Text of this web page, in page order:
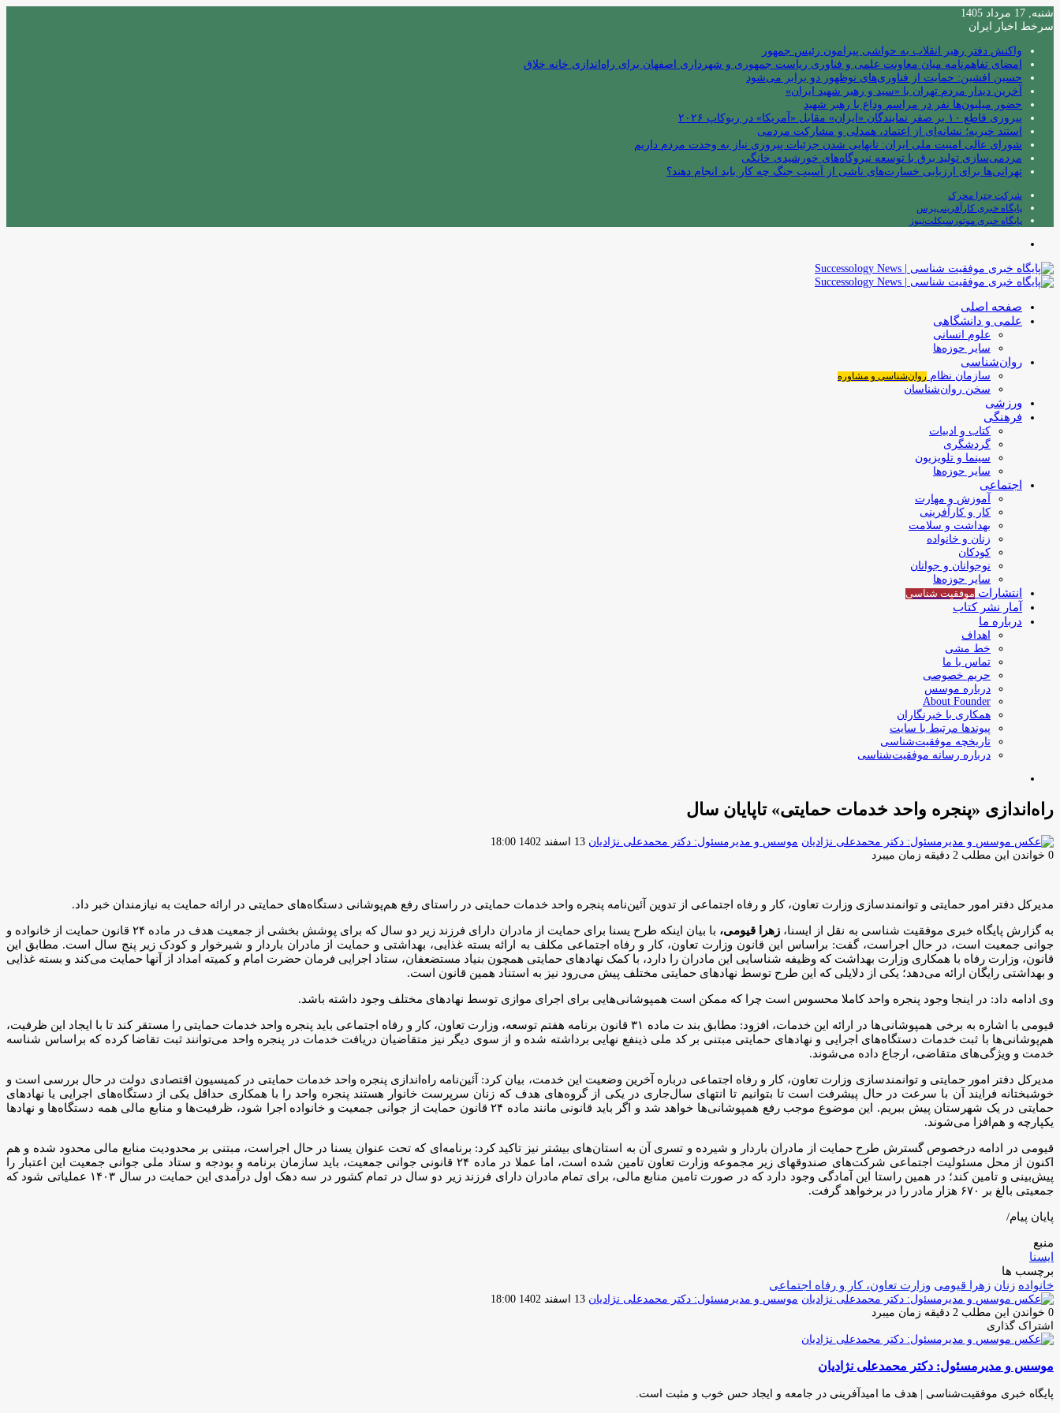
شنبه, 17 مرداد 1405
سرخط اخبار ایران
واکنش دفتر رهبر انقلاب به حواشی پیرامون رئیس جمهور
امضای تفاهم‌نامه میان معاونت علمی و فناوری ریاست جمهوری و شهرداری اصفهان برای راه‌اندازی خانه خلاق
حسین افشین: حمایت از فناوری‌های نوظهور دو برابر می‌شود
آخرین دیدار مردم تهران با «سید و رهبر شهید ایران»
حضور میلیون‌ها نفر در مراسم وداع با رهبر شهید
پیروزی قاطع ۱۰ بر صفر نمایندگان «ایران» مقابل «آمریکا» در ربوکاپ ۲۰۲۶
استند خیریه؛ نشانه‌ای از اعتماد، همدلی و مشارکت مردمی
شورای عالی امنیت ملی ایران: تانهایی شدن جزئیات پیروزی نیاز به وحدت مردم داریم
مردمی‌سازی تولید برق با توسعه نیروگاه‌های خورشیدی خانگی
تهرانی‌ها برای ارزیابی خسارت‌های ناشی از آسیب جنگ چه کار باید انجام دهند؟
شرکت چترا محرک
پایگاه خبری کارآفرینی‌پرس
پایگاه خبری موتورسیکلت‌نیوز
صفحه اصلی
علمی و دانشگاهی
علوم انسانی
سایر حوزه‌ها
روان‌شناسی
سازمان نظام روان‌شناسی و مشاوره
سخن روان‌شناسان
ورزشی
فرهنگی
کتاب و ادبیات
گردشگری
سینما و تلویزیون
سایر حوزه‌ها
اجتماعی
آموزش و مهارت
کار و کارآفرینی
بهداشت و سلامت
زنان و خانواده
کودکان
نوجوانان و جوانان
سایر حوزه‌ها
انتشارات موفقیت‌ شناسی
آمار نشر کتاب
درباره ما
اهداف
خط مشی
تماس با ما
حریم خصوصی
درباره موسس
About Founder
همکاری با خبرنگاران
پیوندها مرتبط با سایت
تاریخچه موفقیت‌شناسی
درباره رسانه موفقیت‌شناسی
راه‌اندازی «پنجره واحد خدمات حمایتی» تاپایان سال
موسس و مدیرمسئول: دکتر محمدعلی نژادیان ارسال
13 اسفند 1402 18:00
0 خواندن این مطلب 2 دقیقه زمان میبرد
مدیرکل دفتر امور حمایتی و توانمندسازی وزارت تعاون، کار و رفاه اجتماعی از تدوین آئین‌نامه پنجره واحد خدمات حمایتی در راستای رفع هم‌پوشانی‌ دستگاه‌های حمایتی در ارائه حمایت به نیازمندان خبر داد.
به گزارش پایگاه خبری موفقیت شناسی به نقل از ایسنا، زهرا قیومی،
با بیان اینکه طرح یسنا برای حمایت از مادران دارای فرزند زیر دو سال که برای پوشش بخشی از جمعیت هدف در ماده ۲۴ قانون حمایت از خانواده و
جوانی جمعیت است، در حال اجراست، گفت: براساس این قانون وزارت تعاون، کار و رفاه اجتماعی مکلف به ارائه بسته غذایی، بهداشتی و حمایت از مادران باردار و شیرخوار و کودک زیر پنج سال است. مطابق این
قانون، وزارت رفاه با همکاری وزارت بهداشت که وظیفه شناسایی این مادران را دارد، با کمک نهادهای حمایتی همچون بنیاد مستضعفان، ستاد اجرایی فرمان حضرت امام و کمیته امداد از آنها حمایت می‌کند و بسته غذایی
و بهداشتی رایگان ارائه می‌دهد؛ یکی از دلایلی که این طرح توسط نهادهای حمایتی مختلف پیش می‌رود نیز به استناد همین قانون است.
وی ادامه داد: در اینجا وجود پنجره واحد کاملا محسوس است چرا که ممکن است همپوشانی‌هایی برای اجرای موازی توسط نهادهای مختلف وجود داشته باشد.
قیومی با اشاره به برخی همپوشانی‌ها در ارائه این خدمات،‌ افزود: مطابق بند ت ماده ۳۱ قانون برنامه هفتم توسعه،‌ وزارت تعاون، کار و رفاه اجتماعی باید پنجره واحد خدمات حمایتی را مستقر کند تا با ایجاد این ظرفیت،
هم‌پوشانی‌ها با ثبت خدمات دستگاه‌های اجرایی و نهادهای حمایتی مبتنی بر کد ملی ذینفع نهایی برداشته شده و از سوی دیگر نیز متقاضیان دریافت خدمات در پنجره واحد می‌توانند ثبت تقاضا کرده که براساس شناسه
خدمت و ویژگی‌های متقاضی، ارجاع داده می‌شوند.
مدیرکل دفتر امور حمایتی و توانمندسازی وزارت تعاون، کار و رفاه اجتماعی درباره آخرین وضعیت این خدمت، بیان کرد: آئین‌نامه راه‌اندازی پنجره واحد خدمات حمایتی در کمیسیون اقتصادی دولت در حال بررسی است و
خوشبختانه فرایند آن با سرعت در حال پیشرفت است تا بتوانیم تا انتهای سال‌جاری در یکی از گروه‌های هدف که زنان سرپرست خانوار هستند پنجره واحد را با همکاری حداقل یکی از دستگاه‌های اجرایی یا نهادهای
حمایتی در یک شهرستان پیش ببریم. این موضوع موجب رفع همپوشانی‌ها خواهد شد و اگر باید قانونی مانند ماده ۲۴ قانون حمایت از جوانی جمعیت و خانواده اجرا شود، ظرفیت‌ها و منابع مالی همه دستگاه‌ها و نهادها
یکپارچه و هم‌افزا می‌شوند.
قیومی در ادامه درخصوص گسترش طرح حمایت از مادران باردار و شیرده و تسری آن به استان‌های بیشتر نیز تاکید کرد: برنامه‌ای که تحت عنوان یسنا در حال اجراست، مبتنی بر محدودیت منابع مالی محدود شده و هم
اکنون از محل مسئولیت اجتماعی شرکت‌های صندوقهای زیر مجموعه وزارت تعاون تامین شده است، اما عملا در ماده ۲۴ قانونی جوانی جمعیت، باید سازمان برنامه و بودجه و ستاد ملی جوانی جمعیت این اعتبار را
پیش‌بینی و تامین کند؛ در همین راستا این آمادگی وجود دارد که در صورت تامین منابع مالی، برای تمام مادران دارای فرزند زیر دو سال در تمام کشور در سه دهک اول درآمدی این حمایت در سال ۱۴۰۳ عملیاتی شود که
جمعیتی بالغ بر ۶۷۰ هزار مادر را در برخواهد گرفت.
پایان پیام/
منبع
ایسنا
برچسب ها
خانواده زنان زهرا قیومی وزارت تعاون، کار و رفاه اجتماعی
موسس و مدیرمسئول: دکتر محمدعلی نژادیان ارسال
13 اسفند 1402 18:00
0 خواندن این مطلب 2 دقیقه زمان میبرد
اشتراک گذاری
فیس
توئیتر
لینکدین
واتس
تلگرام
اشتراک
از
ایمیل
چاپ
موسس و مدیرمسئول: دکتر محمدعلی نژادیان
پایگاه خبری موفقیت‌شناسی | هدف ما امیدآفرینی در جامعه و ایجاد حس خوب و مثبت است.